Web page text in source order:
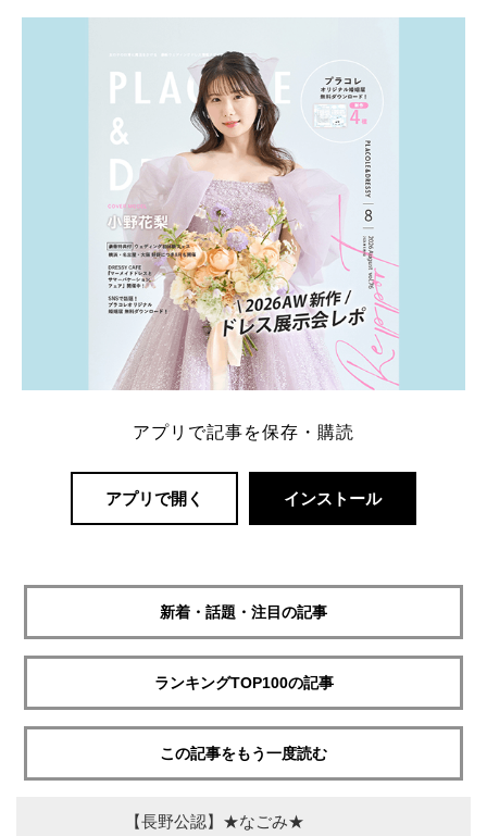
アプリで記事を保存・購読
アプリで開く インストール
新着・話題・注目の記事
ランキングTOP100の記事
この記事をもう一度読む
【長野公認】★なごみ★